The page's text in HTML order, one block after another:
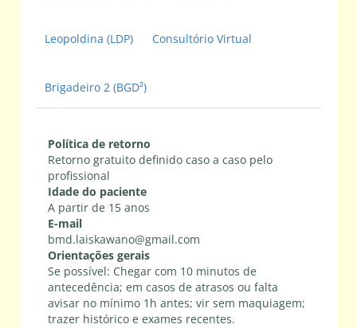
Leopoldina (LDP) Consultório Virtual
Brigadeiro 2 (BGD²)
Política de retorno
Retorno gratuito definido caso a caso pelo
profissional
Idade do paciente
A partir de 15 anos
E-mail
bmd.laiskawano@gmail.com
Orientações gerais
Se possível: Chegar com 10 minutos de
antecedência; em casos de atrasos ou falta
avisar no mínimo 1h antes; vir sem maquiagem;
trazer histórico e exames recentes.